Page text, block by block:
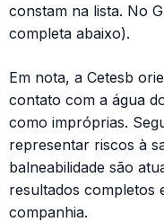
constam na lista. No
completa abaixo).
Em nota, a Cetesb
contato com a água
como impróprias.
representar riscos à
balneabilidade são
resultados completos
companhia.